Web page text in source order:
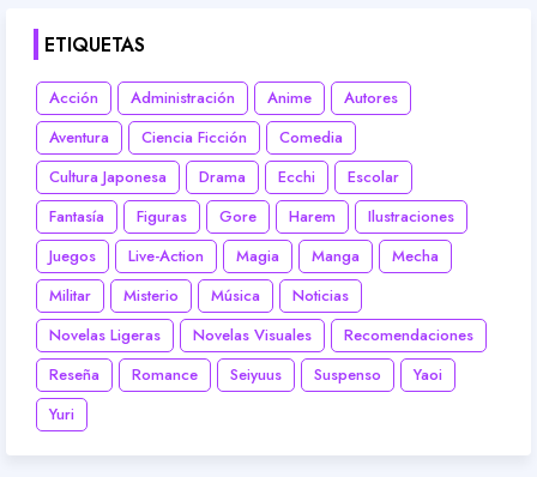
ETIQUETAS
Acción Administración Anime
Autores
Aventura
Ciencia Ficción
Comedia
Cultura Japonesa
Drama Ecchi
Escolar
Fantasía
Figuras Gore Harem
Ilustraciones
Juegos
Live-Action Magia Manga
Mecha
Militar
Misterio Música
Noticias
Novelas Ligeras
Novelas Visuales
Recomendaciones
Reseña
Romance Seiyuus Suspenso
Yaoi
Yuri